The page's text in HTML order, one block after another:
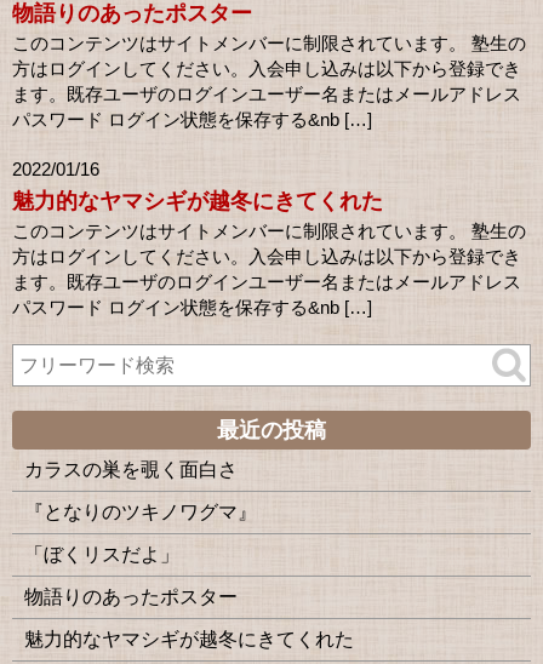
物語りのあったポスター
このコンテンツはサイトメンバーに制限されています。 塾生の
方はログインしてください。入会申し込みは以下から登録でき
ます。既存ユーザのログインユーザー名またはメールアドレス
パスワード ログイン状態を保存する&nb […]
2022/01/16
魅力的なヤマシギが越冬にきてくれた
このコンテンツはサイトメンバーに制限されています。 塾生の
方はログインしてください。入会申し込みは以下から登録でき
ます。既存ユーザのログインユーザー名またはメールアドレス
パスワード ログイン状態を保存する&nb […]
最近の投稿
カラスの巣を覗く面白さ
『となりのツキノワグマ』
「ぼくリスだよ」
物語りのあったポスター
魅力的なヤマシギが越冬にきてくれた